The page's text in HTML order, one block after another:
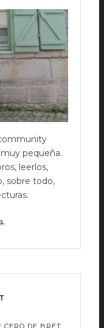
pequeña.
leerlos,
sobre todo,
CERO DE BRET